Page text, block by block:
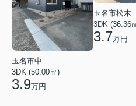
玉名市中
3DK (50.00㎡)
3.9万円
玉名市松木
3DK (36.36
3.7万円